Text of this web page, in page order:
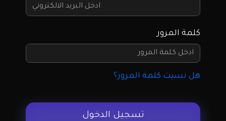
كلمة المرور
هل نسيت كلمة المرور؟
تسجيل الدخول